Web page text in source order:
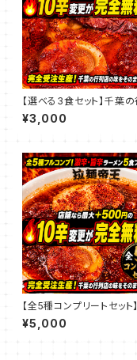
【選べる3食セット】千葉
店「拉麺帝王」激辛・旨辛ラ
ン食べ比べ（★EC限定：10
¥3,000
【全5種コンプリートセット
帝王の激辛・旨辛ラーメン
ルコース（★EC限定：10辛
¥5,000